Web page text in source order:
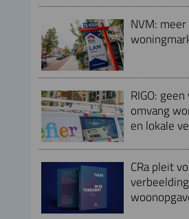
NVM:
RIGO:
omvang
en lokale
CRa pleit